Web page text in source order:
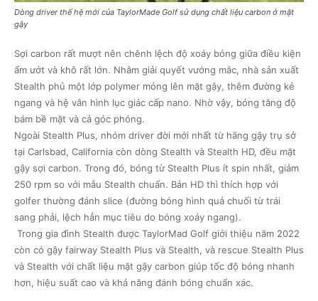
Dòng driver thế hệ mới của TaylorMade Golf sử dụng chất liệu carbon ở mặt
gậy
Sợi carbon rất mượt nên chênh lệch độ xoáy bóng giữa điều kiện
ẩm ướt và khô rất lớn. Nhằm giải quyết vướng mắc, nhà sản xuất
Stealth phủ một lớp polymer mỏng lên mặt gậy, thêm đường kẻ
ngang và hệ vân hình lục giác cấp nano. Nhờ vậy, bóng tăng độ
bám bề mặt và cả góc phóng.
Ngoài Stealth Plus, nhóm driver đời mới nhất từ hãng gậy trụ sở
tại Carlsbad, California còn dòng Stealth và Stealth HD, đều mặt
gậy sợi carbon. Trong đó, bóng từ Stealth Plus ít spin nhất, giảm
250 rpm so với mẫu Stealth chuẩn. Bản HD thì thích hợp với
golfer thường đánh slice (đường bóng hình quả chuối từ trái
sang phải, lệch hẳn mục tiêu do bóng xoáy ngang).
Trong gia đình Stealth được TaylorMad Golf giới thiệu năm 2022
còn có gậy fairway Stealth Plus và Stealth, và rescue Stealth Plus
và Stealth với chất liệu mặt gậy carbon giúp tốc độ bóng nhanh
hơn, hiệu suất cao và khả năng đánh bóng chuẩn xác.